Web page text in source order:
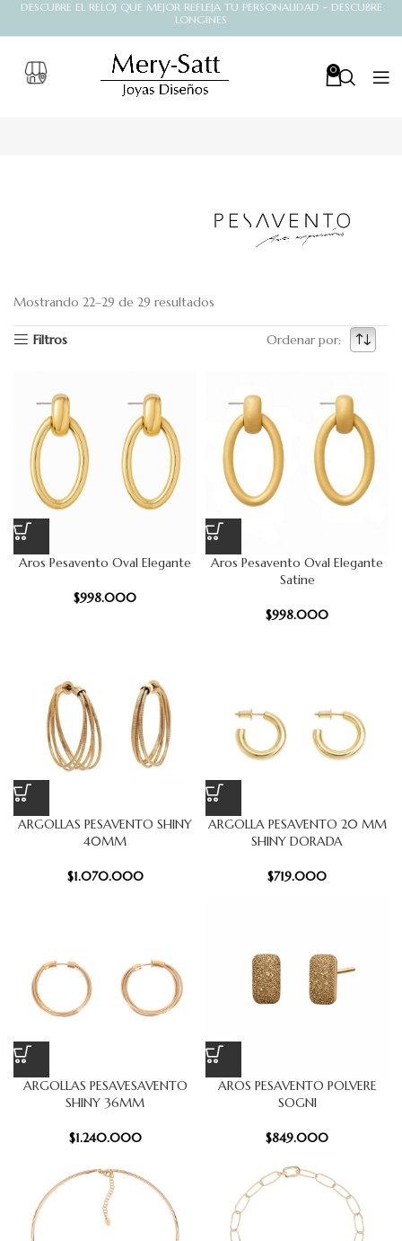
DESCUBRE EL RELOJ QUE MEJOR REFLEJA TU PERSONALIDAD - DESCUBRE
LONGINES
0
Colección Italiana
largo de las sinuosas líneas de plata para
sumergirse en un mar de brillantes
reflejos. Las formas modernas y decisivas
resaltan el material extraordinario
del polvo y construyen un marco elegante y
lleno de luz a su alrededor.
Mostrando 22–29 de 29 resultados
Filtros Ordenar por:
Aros Pesavento Oval Elegante
$998.000
Aros Pesavento Oval Elegante
Satine
$998.000
ARGOLLAS PESAVENTO SHINY
40MM
$1.070.000
ARGOLLA PESAVENTO 20 MM
SHINY DORADA
$719.000
ARGOLLAS PESAVESAVENTO
SHINY 36MM
$1.240.000
AROS PESAVENTO POLVERE
SOGNI
$849.000